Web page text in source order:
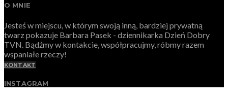
O MNIE
Jesteś w miejscu, w którym swoją inną, bardziej prywatną
twarz pokazuje Barbara Pasek - dziennikarka Dzień Dobry
TVN. Bądźmy w kontakcie, współpracujmy, róbmy razem
wspaniałe rzeczy!
KONTAKT
INSTAGRAM